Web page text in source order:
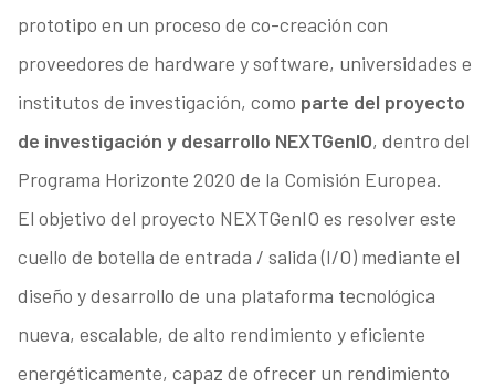
prototipo en un proceso de co-creación con
proveedores de hardware y software, universidades e
institutos de investigación, como parte del proyecto
de investigación y desarrollo NEXTGenIO, dentro del
Programa Horizonte 2020 de la Comisión Europea.
El objetivo del proyecto NEXTGenIO es resolver este
cuello de botella de entrada / salida (I/O) mediante el
diseño y desarrollo de una plataforma tecnológica
nueva, escalable, de alto rendimiento y eficiente
energéticamente, capaz de ofrecer un rendimiento